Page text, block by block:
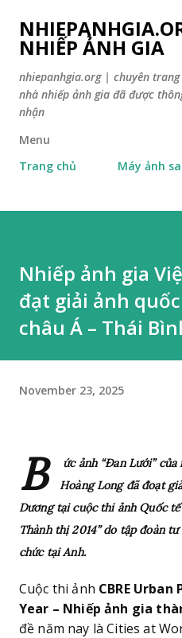
Skip to
NHIẾP ẢNH GIA
nhiepanhgia.org | chuyên
nhà nhiếp ảnh gia đã được
nhận
Menu
Trang chủ
Máy ảnh
Nhiếp ảnh gia
đạt giải ảnh
châu Á – Thái
November 23, 2025
B
ức ảnh “Đan Lưới”
Hoàng Long đã đoạt
Dương tại cuộc thi ảnh Quốc
Thành thị 2014” do tập đoàn
chức tại Anh.
Cuộc thi ảnh CBRE
Year – Nhiếp ảnh gia
đề năm nay là Cities at